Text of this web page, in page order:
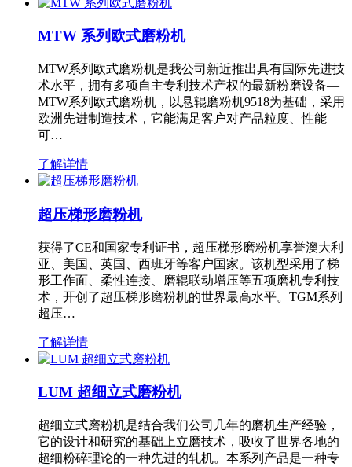
MTW 系列欧式磨粉机
MTW系列欧式磨粉机是我公司新近推出具有国际先进技
术水平，拥有多项自主专利技术产权的最新粉磨设备—
MTW系列欧式磨粉机，以悬辊磨粉机9518为基础，采用
欧洲先进制造技术，它能满足客户对产品粒度、性能
可…
了解详情
超压梯形磨粉机
获得了CE和国家专利证书，超压梯形磨粉机享誉澳大利
亚、美国、英国、西班牙等客户国家。该机型采用了梯
形工作面、柔性连接、磨辊联动增压等五项磨机专利技
术，开创了超压梯形磨粉机的世界最高水平。TGM系列
超压…
了解详情
LUM 超细立式磨粉机
超细立式磨粉机是结合我们公司几年的磨机生产经验，
它的设计和研究的基础上立磨技术，吸收了世界各地的
超细粉碎理论的一种先进的轧机。本系列产品是一种专